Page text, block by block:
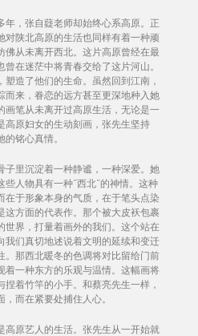
年，张自薿老师却始终心系高原。正
对陕北高原的生活也同样有着一种顽
佛从未离开西北。这片高原曾经在最
在迷茫中将青春交给了这片河山。
造了他们的生命。虽然回到江南，
而来，眷恋的远方甚至更深地种入她
画笔从未离开过高原生活，无论是一
高原妇女的生动刻画，张先生坚持
铭心真情。
子里沉淀着一种静谧，一种深爱。她
人物具有一种“西北”的神情。这种
在于形象本身的气质，在于笔头点染
这方面的代表作。那个被大皮袄包裹
世界，打量着画外的我们。这个站在
我们真切地述说着文明的延续和变迁
。那西北暖冬的色调将对比留给门前
着一种东方的乐观与温情。这幅画将
着竹竿的小手。和蔡亮先生一样，
而在紧要处捕住人心。
高原艺人的生活。张先生从一开始就